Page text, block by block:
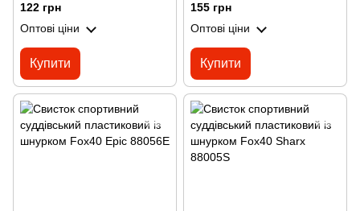
122 грн
Оптові ціни
Купити
155 грн
Оптові ціни
Купити